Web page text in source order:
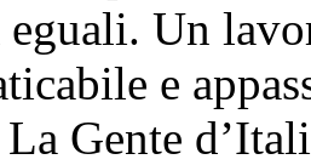
eguali. Un
e
Gente